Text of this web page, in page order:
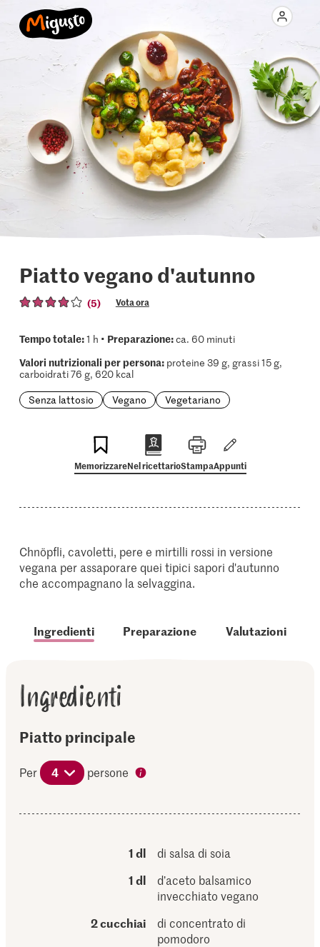
Piatto vegano d'autunno
(5) Vota ora
Tempo totale:1 h • Preparazione:ca. 60 minuti
Valori nutrizionali per persona:proteine 39 g, grassi 15 g,
carboidrati 76 g, 620 kcal
Senza lattosio
Vegano Vegetariano
MemorizzareNel ricettarioStampaAppunti
Chnöpfli, cavoletti, pere e mirtilli rossi in versione
vegana per assaporare quei tipici sapori d'autunno
che accompagnano la selvaggina.
Ingredienti Preparazione Valutazioni
Ingredienti
Piatto principale
Per 4 persone
1 dl
di salsa di soia
1 dl
d’aceto balsamico
invecchiato vegano
2 cucchiai
di concentrato di
pomodoro